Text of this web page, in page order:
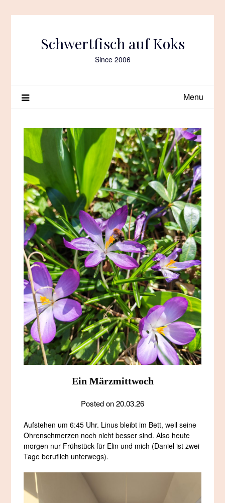
Schwertfisch auf Koks
Since 2006
Menu
Ein Märzmittwoch
Posted on20.03.26
Aufstehen um 6:45 Uhr. Linus bleibt im Bett, weil seine
Ohrenschmerzen noch nicht besser sind. Also heute
morgen nur Frühstück für Elin und mich (Daniel ist zwei
Tage beruflich unterwegs).